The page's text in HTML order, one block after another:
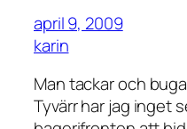
april 9, 2009
karin
Man tackar och
Tyvärr har jag inget